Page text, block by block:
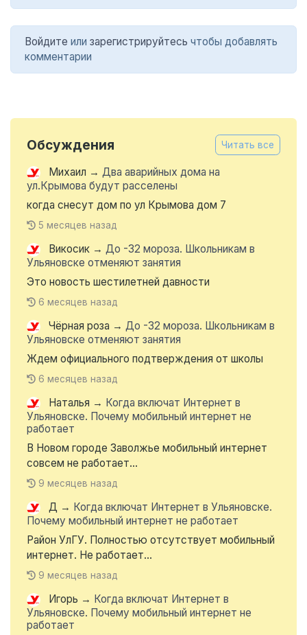
Войдите или зарегистрируйтесь чтобы добавлять
комментарии
Обсуждения Читать все
Михаил → Два аварийных дома на
ул.Крымова будут расселены
когда снесут дом по ул Крымова дом 7
5 месяцев назад
Викосик → До -32 мороза. Школьникам в
Ульяновске отменяют занятия
Это новость шестилетней давности
6 месяцев назад
Чёрная роза → До -32 мороза. Школьникам в
Ульяновске отменяют занятия
Ждем официального подтверждения от школы
6 месяцев назад
Наталья → Когда включат Интернет в
Ульяновске. Почему мобильный интернет не
работает
В Новом городе Заволжье мобильный интернет
совсем не работает...
9 месяцев назад
Д → Когда включат Интернет в Ульяновске.
Почему мобильный интернет не работает
Район УлГУ. Полностью отсутствует мобильный
интернет. Не работает...
9 месяцев назад
Игорь → Когда включат Интернет в
Ульяновске. Почему мобильный интернет не
работает